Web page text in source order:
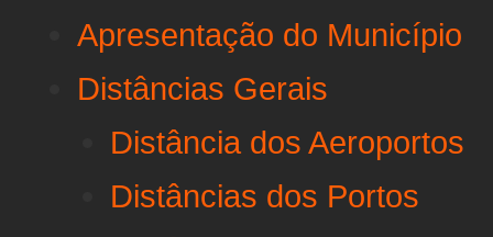
Apresentação do Município
Distâncias Gerais
Distância dos Aeroportos
Distâncias dos Portos